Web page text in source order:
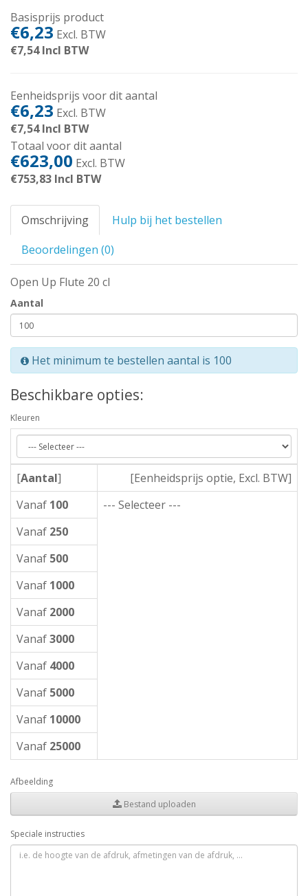
Basisprijs product
€6,23 Excl. BTW
€7,54Incl BTW
Eenheidsprijs voor dit aantal
€6,23 Excl. BTW
€7,54Incl BTW
Totaal voor dit aantal
€623,00 Excl. BTW
€753,83 Incl BTW
Omschrijving
Hulp bij het bestellen
Beoordelingen (0)
Open Up Flute 20 cl
Aantal
Het minimum te bestellen aantal is 100
Beschikbare opties:
Kleuren
[Aantal]
[Eenheidsprijs optie, Excl. BTW]
Vanaf 100
--- Selecteer ---
Vanaf 250
Vanaf 500
Vanaf 1000
Vanaf 2000
Vanaf3000
Vanaf 4000
Vanaf 5000
Vanaf 10000
Vanaf 25000
Afbeelding
Bestand uploaden
Speciale instructies